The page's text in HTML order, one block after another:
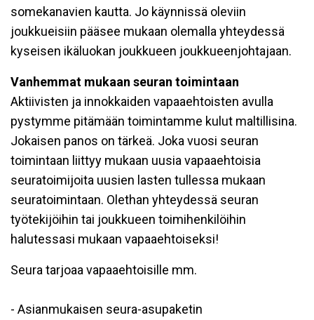
somekanavien kautta. Jo käynnissä oleviin
joukkueisiin pääsee mukaan olemalla yhteydessä
kyseisen ikäluokan joukkueen joukkueenjohtajaan.
Vanhemmat mukaan seuran toimintaan
Aktiivisten ja innokkaiden vapaaehtoisten avulla
pystymme pitämään toimintamme kulut maltillisina.
Jokaisen panos on tärkeä. Joka vuosi seuran
toimintaan liittyy mukaan uusia vapaaehtoisia
seuratoimijoita uusien lasten tullessa mukaan
seuratoimintaan. Olethan yhteydessä seuran
työtekijöihin tai joukkueen toimihenkilöihin
halutessasi mukaan vapaaehtoiseksi!
Seura tarjoaa vapaaehtoisille mm.
- Asianmukaisen seura-asupaketin